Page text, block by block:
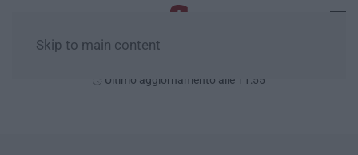
Skip to main content
Ultimo aggiornamento alle 11:55